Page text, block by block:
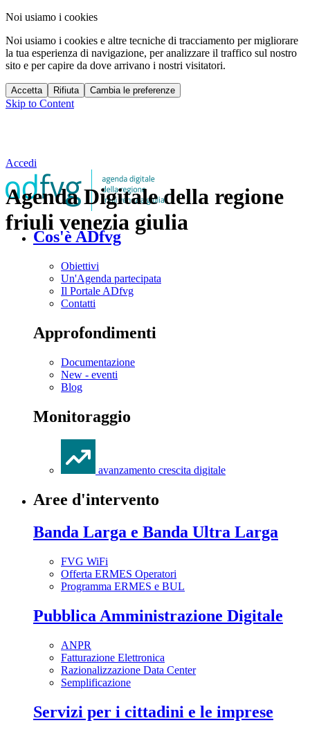
Noi usiamo i cookies
Noi usiamo i cookies e altre tecniche di tracciamento per migliorare
la tua esperienza di navigazione, per analizzare il traffico sul nostro
sito e per capire da dove arrivano i nostri visitatori.
Accetta Rifiuta Cambia le preferenze
Skip to Content
Accedi
Agenda Digitale della regione
friuli venezia giulia
Cos'è ADfvg
Obiettivi
Un'Agenda partecipata
Il Portale ADfvg
Contatti
Approfondimenti
Documentazione
New - eventi
Blog
Monitoraggio
avanzamento crescita digitale
Aree d'intervento
Banda Larga e Banda Ultra Larga
FVG WiFi
Offerta ERMES Operatori
Programma ERMES e BUL
Pubblica Amministrazione Digitale
ANPR
Fatturazione Elettronica
Razionalizzazione Data Center
Semplificazione
Servizi per i cittadini e le imprese